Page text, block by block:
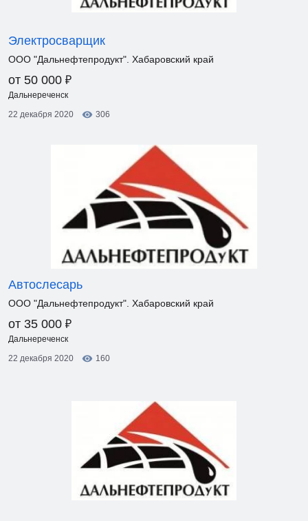
Электросварщик
ООО "Дальнефтепродукт". Хабаровский край
от 50 000 ₽
Дальнереченск
22 декабря 2020
306
Автослесарь
ООО "Дальнефтепродукт". Хабаровский край
от 35 000 ₽
Дальнереченск
22 декабря 2020
160